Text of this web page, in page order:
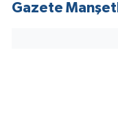
Gazete